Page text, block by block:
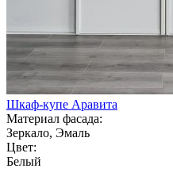
Шкаф-купе Аравита
Материал фасада:
Зеркало, Эмаль
Цвет:
Белый